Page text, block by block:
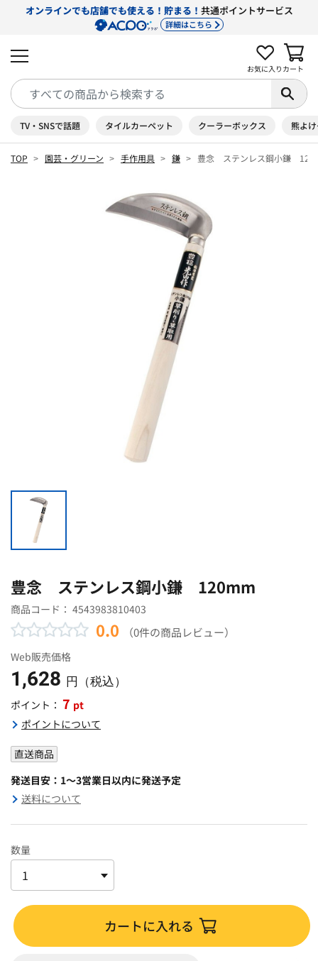
オンラインでも店舗でも使える！貯まる！ 共通ポイントサービス
詳細はこちら
お気に入り カート
TV・SNSで話題 タイルカーペット クーラーボックス 熊よ
TOP 園芸・グリーン 手作用具 鎌 豊念 ステンレス鋼小鎌
豊念 ステンレス鋼小鎌 120mm
商品コード： 4543983810403
0.0 （0件の商品レビュー）
Web販売価格
1,628 円（税込）
ポイント： 7 pt
ポイントについて
直送商品
発送目安：1～3営業日以内に発送予定
送料について
数量
カートに入れる